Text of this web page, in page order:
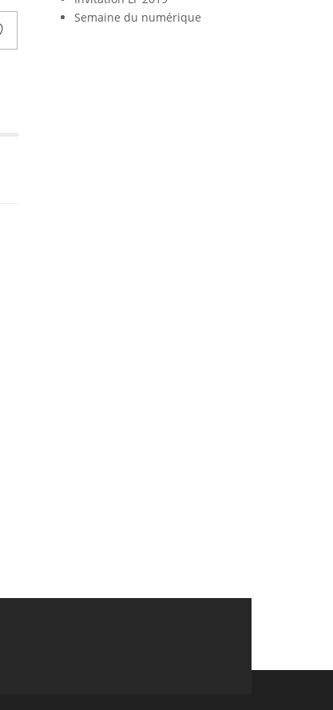
Semaine du numérique